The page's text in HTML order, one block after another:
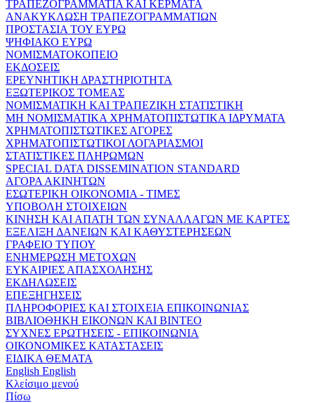
ΤΡΑΠΕΖΟΓΡΑΜΜΑΤΙΑ ΚΑΙ ΚΕΡΜΑΤΑ
ΑΝΑΚΥΚΛΩΣΗ ΤΡΑΠΕΖΟΓΡΑΜΜΑΤΙΩΝ
ΠΡΟΣΤΑΣΙΑ ΤΟΥ ΕΥΡΩ
ΨΗΦΙΑΚΟ ΕΥΡΩ
ΝΟΜΙΣΜΑΤΟΚΟΠΕΙΟ
ΕΚΔΟΣΕΙΣ
ΕΡΕΥΝΗΤΙΚΗ ΔΡΑΣΤΗΡΙΟΤΗΤΑ
ΕΞΩΤΕΡΙΚΟΣ ΤΟΜΕΑΣ
ΝΟΜΙΣΜΑΤΙΚΗ ΚΑΙ ΤΡΑΠΕΖΙΚΗ ΣΤΑΤΙΣΤΙΚΗ
ΜΗ ΝΟΜΙΣΜΑΤΙΚΑ ΧΡΗΜΑΤΟΠΙΣΤΩΤΙΚΑ ΙΔΡΥΜΑΤΑ
ΧΡΗΜΑΤΟΠΙΣΤΩΤΙΚΕΣ ΑΓΟΡΕΣ
ΧΡΗΜΑΤΟΠΙΣΤΩΤΙΚΟΙ ΛΟΓΑΡΙΑΣΜΟΙ
ΣΤΑΤΙΣΤΙΚΕΣ ΠΛΗΡΩΜΩΝ
SPECIAL DATA DISSEMINATION STANDARD
ΑΓΟΡΑ ΑΚΙΝΗΤΩΝ
ΕΣΩΤΕΡΙΚΗ ΟΙΚΟΝΟΜΙΑ - ΤΙΜΕΣ
ΥΠΟΒΟΛΗ ΣΤΟΙΧΕΙΩΝ
ΚΙΝΗΣΗ ΚΑΙ ΑΠΑΤΗ ΤΩΝ ΣΥΝΑΛΛΑΓΩΝ ΜΕ ΚΑΡΤΕΣ
ΕΞΕΛΙΞΗ ΔΑΝΕΙΩΝ ΚΑΙ ΚΑΘΥΣΤΕΡΗΣΕΩΝ
ΓΡΑΦΕΙΟ ΤΥΠΟΥ
ΕΝΗΜΕΡΩΣΗ ΜΕΤΟΧΩΝ
ΕΥΚΑΙΡΙΕΣ ΑΠΑΣΧΟΛΗΣΗΣ
ΕΚΔΗΛΩΣΕΙΣ
ΕΠΕΞΗΓΗΣΕΙΣ
ΠΛΗΡΟΦΟΡΙΕΣ ΚΑΙ ΣΤΟΙΧΕΙΑ ΕΠΙΚΟΙΝΩΝΙΑΣ
ΒΙΒΛΙΟΘΗΚΗ ΕΙΚΟΝΩΝ ΚΑΙ ΒΙΝΤΕΟ
ΣΥΧΝΕΣ ΕΡΩΤΗΣΕΙΣ - ΕΠΙΚΟΙΝΩΝΙΑ
ΟΙΚΟΝΟΜΙΚΕΣ ΚΑΤΑΣΤΑΣΕΙΣ
ΕΙΔΙΚΑ ΘΕΜΑΤΑ
English English
Κλείσιμο μενού
Πίσω